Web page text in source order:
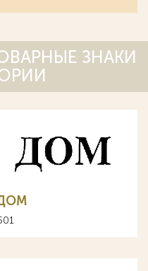
ЗНАКИ